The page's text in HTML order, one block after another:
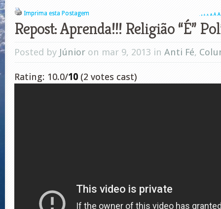
Imprima esta Postagem A A A A A A A
Repost: Aprenda!!! Religião “É”
Posted by Júnior on mar 9, 2013 in Anti Fé,
Rating: 10.0/10 (2 votes cast)